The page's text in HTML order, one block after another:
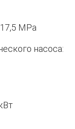
MPa
насоса: